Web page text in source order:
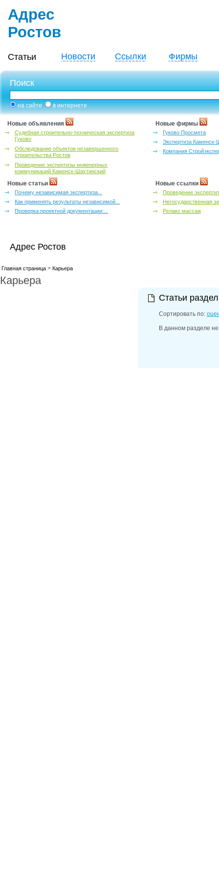
Адрес
Ростов
Статьи Новости Ссылки Фирмы
Поиск
на сайте в интернете
Новые объявления
Судебная строительно-техническая экспертиза
Гуково
Обследование объектов незавершенного
строительства Ростов
Проведение экспертизы инженерных
коммуникаций Каменск-Шахтинский
Новые фирмы
Гуково Просмета
Экспертиза Каменск-
Компания
Новые статьи
Почему независимая экспертиза...
Как применять результаты независимой...
Проверка проектной документации:...
Новые ссылки
Проведение
Негосударственная
Релакс массаж
Адрес Ростов
Главная страница > Карьера
Карьера
Статьи
Сортировать по:
В данном разделе